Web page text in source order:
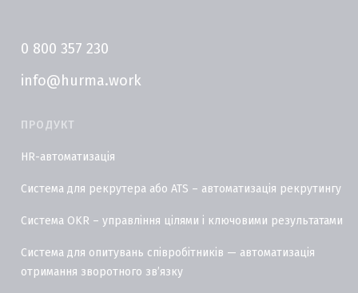
0 800 357 230
info@hurma.work
ПРОДУКТ
HR-автоматизація
Система для рекрутера або ATS – автоматизація рекрутингу
Система OKR – управління цілями і ключовими результатами
Система для опитувань співробітників — автоматизація
отримання зворотного звʼязку